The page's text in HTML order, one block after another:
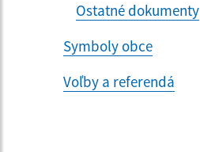
Ostatné dokumenty
Symboly obce
Voľby a referendá